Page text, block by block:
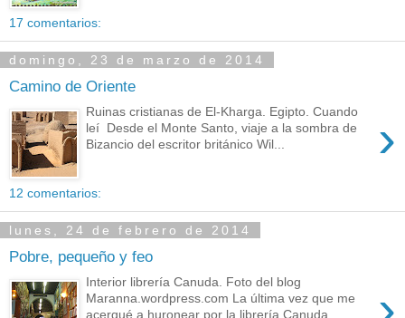
17 comentarios:
domingo, 23 de marzo de 2014
Camino de Oriente
›
Ruinas cristianas de El-Kharga. Egipto. Cuando
leí Desde el Monte Santo, viaje a la sombra de
Bizancio del escritor británico Wil...
12 comentarios:
lunes, 24 de febrero de 2014
Pobre, pequeño y feo
Interior librería Canuda. Foto del blog
Maranna.wordpress.com La última vez que me
acerqué a huronear por la librería Canuda , ...